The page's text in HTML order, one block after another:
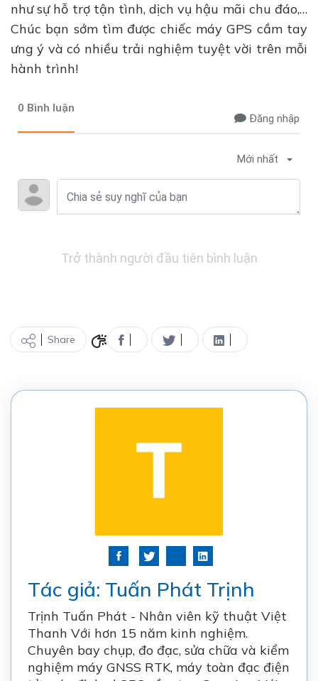
như sự hỗ trợ tận tình, dịch vụ hậu mãi chu đáo,…
Chúc bạn sớm tìm được chiếc máy GPS cầm tay
ưng ý và có nhiều trải nghiệm tuyệt vời trên mỗi
hành trình!
0 Bình luận
Đăng nhập
Mới nhất
Trở thành người đầu tiên bình luận
Share
Tác giả: Tuấn Phát Trịnh
Trịnh Tuấn Phát - Nhân viên kỹ thuật Việt
Thanh Với hơn 15 năm kinh nghiệm.
Chuyên bay chụp, đo đạc, sửa chữa và kiểm
nghiệm máy GNSS RTK, máy toàn đạc điện